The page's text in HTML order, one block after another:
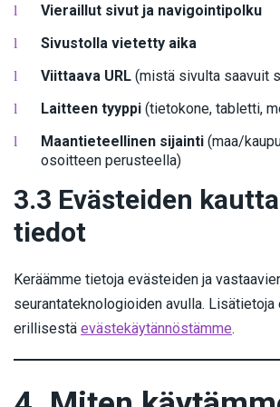
Vieraillut sivut ja navigointipolku
Sivustolla vietetty aika
Viittaava URL (mistä sivulta saavuit
Laitteen tyyppi (tietokone, tabletti,
Maantieteellinen sijainti (maa/
osoitteen perusteella)
3.3 Evästeiden
tiedot
Keräämme tietoja evästeiden ja
seurantateknologioiden avulla.
erillisestä evästekäytännöstämme.